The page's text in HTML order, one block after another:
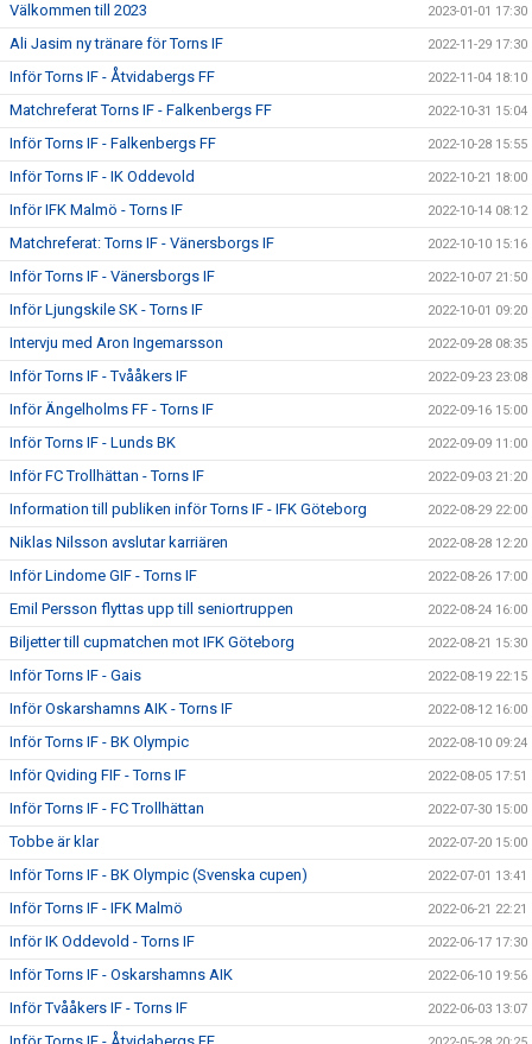
Välkommen till 2023 2023-01-01 17:30
Ali Jasim ny tränare för Torns IF 2022-11-29 17:30
Inför Torns IF - Åtvidabergs FF 2022-11-04 18:10
Matchreferat Torns IF - Falkenbergs FF 2022-10-31 15:04
Inför Torns IF - Falkenbergs FF 2022-10-28 15:55
Inför Torns IF - IK Oddevold 2022-10-21 18:00
Inför IFK Malmö - Torns IF 2022-10-14 08:12
Matchreferat: Torns IF - Vänersborgs IF 2022-10-10 15:16
Inför Torns IF - Vänersborgs IF 2022-10-07 21:50
Inför Ljungskile SK - Torns IF 2022-10-01 09:20
Intervju med Aron Ingemarsson 2022-09-28 08:35
Inför Torns IF - Tvååkers IF 2022-09-23 23:08
Inför Ängelholms FF - Torns IF 2022-09-16 15:00
Inför Torns IF - Lunds BK 2022-09-09 11:00
Inför FC Trollhättan - Torns IF 2022-09-03 21:20
Information till publiken inför Torns IF - IFK Göteborg 2022-08-29 22:00
Niklas Nilsson avslutar karriären 2022-08-28 12:20
Inför Lindome GIF - Torns IF 2022-08-26 17:00
Emil Persson flyttas upp till seniortruppen 2022-08-24 16:00
Biljetter till cupmatchen mot IFK Göteborg 2022-08-21 15:30
Inför Torns IF - Gais 2022-08-19 22:15
Inför Oskarshamns AIK - Torns IF 2022-08-12 16:00
Inför Torns IF - BK Olympic 2022-08-10 09:24
Inför Qviding FIF - Torns IF 2022-08-05 17:51
Inför Torns IF - FC Trollhättan 2022-07-30 15:00
Tobbe är klar 2022-07-20 15:00
Inför Torns IF - BK Olympic (Svenska cupen) 2022-07-01 13:41
Inför Torns IF - IFK Malmö 2022-06-21 22:21
Inför IK Oddevold - Torns IF 2022-06-17 17:30
Inför Torns IF - Oskarshamns AIK 2022-06-10 19:56
Inför Tvååkers IF - Torns IF 2022-06-03 13:07
Inför Torns IF - Åtvidabergs FF